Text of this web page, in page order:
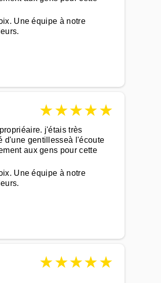
Une équipe à notre
★★★★★
j'étais très
d'une gentillesseà l'écoute
aux gens pour cette
Une équipe à notre
★★★★★